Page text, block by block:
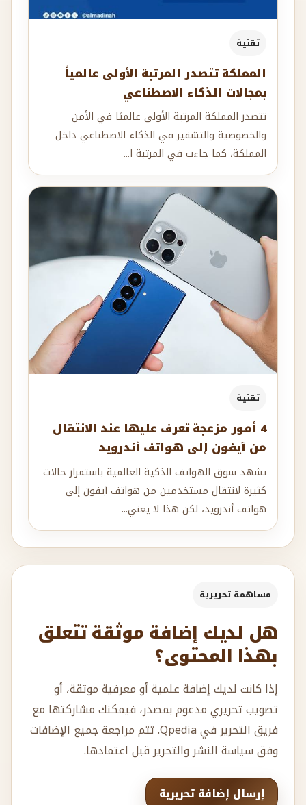
تقنية
المملكة تتصدر المرتبة الأولى عالمياً
بمجالات الذكاء الاصطناعي
تتصدر المملكة المرتبة الأولى عالميًا في الأمن
والخصوصية والتشفير في الذكاء الاصطناعي داخل
المملكة، كما جاءت في المرتبة ا...
تقنية
4 أمور مزعجة تعرف عليها عند الانتقال
من آيفون إلى هواتف أندرويد
تشهد سوق الهواتف الذكية العالمية باستمرار حالات
كثيرة لانتقال مستخدمين من هواتف آيفون إلى
هواتف أندرويد، لكن هذا لا يعني...
مساهمة تحريرية
هل لديك إضافة موثقة تتعلق
بهذا المحتوى؟
إذا كانت لديك إضافة علمية أو معرفية موثقة، أو
تصويب تحريري مدعوم بمصدر، فيمكنك مشاركتها مع
فريق التحرير في Qpedia. تتم مراجعة جميع الإضافات
وفق سياسة النشر والتحرير قبل اعتمادها.
إرسال إضافة تحريرية